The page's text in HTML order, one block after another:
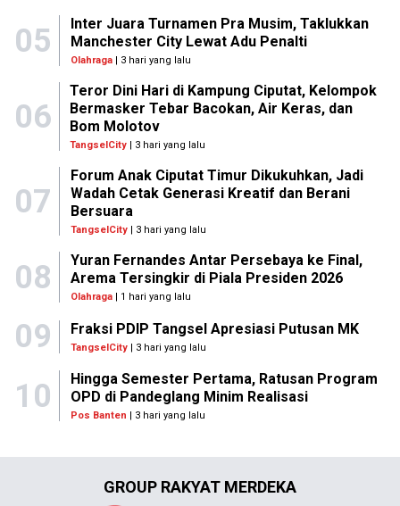
05
Inter Juara Turnamen Pra Musim, Taklukkan
Manchester City Lewat Adu Penalti
Olahraga| 3 hari yang lalu
06
Teror Dini Hari di Kampung Ciputat, Kelompok
Bermasker Tebar Bacokan, Air Keras, dan
Bom Molotov
TangselCity | 3 hari yang lalu
07
Forum Anak Ciputat Timur Dikukuhkan, Jadi
Wadah Cetak Generasi Kreatif dan Berani
Bersuara
TangselCity| 3 hari yang lalu
08
Yuran Fernandes Antar Persebaya ke Final,
Arema Tersingkir di Piala Presiden 2026
Olahraga| 1 hari yang lalu
09 Fraksi PDIP Tangsel Apresiasi Putusan MK
TangselCity | 3 hari yang lalu
10
Hingga Semester Pertama, Ratusan Program
OPD di Pandeglang Minim Realisasi
Pos Banten | 3 hari yang lalu
GROUP RAKYAT MERDEKA